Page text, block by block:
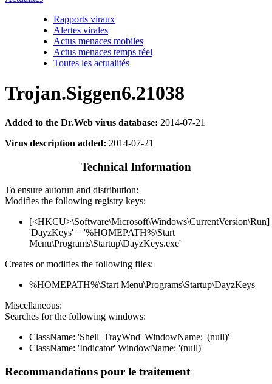
Rapports viraux
Alertes virales
Actus menaces mobiles
Actus menaces temps réel
Toutes les actualités
Trojan.Siggen6.21038
Added to the Dr.Web virus database: 2014-07-21
Virus description added: 2014-07-21
Technical Information
To ensure autorun and distribution:
Modifies the following registry keys:
[<HKCU>\Software\Microsoft\Windows\CurrentVersion\Run]
'DayzKeys' = '%HOMEPATH%\Start
Menu\Programs\Startup\DayzKeys.exe'
Creates or modifies the following files:
%HOMEPATH%\Start Menu\Programs\Startup\DayzKeys
Miscellaneous:
Searches for the following windows:
ClassName: 'Shell_TrayWnd' WindowName: '(null)'
ClassName: 'Indicator' WindowName: '(null)'
Recommandations pour le traitement